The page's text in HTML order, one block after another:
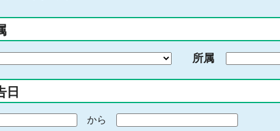
ー
入
力
所属
日
から